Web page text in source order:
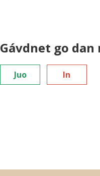
Gávdnet go dan
Juo In